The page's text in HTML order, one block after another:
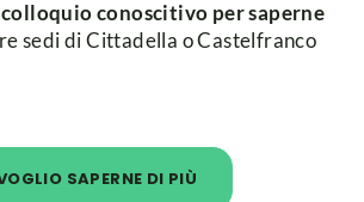
conoscitivo per saperne
sedi di Cittadella o Castelfranco
SAPERNE DI PIÙ